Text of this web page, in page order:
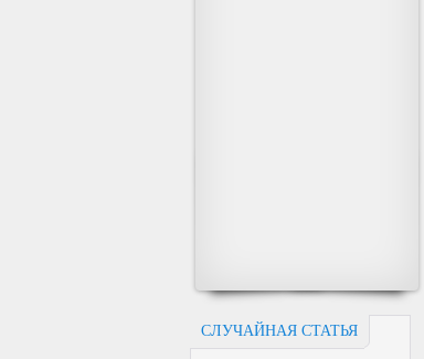
СЛУЧАЙНАЯ СТАТЬЯ